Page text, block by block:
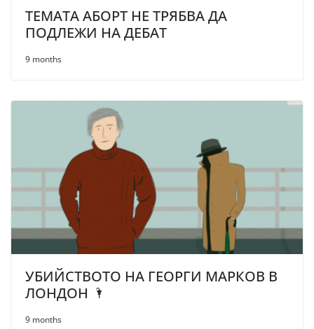
ТЕМАТА АБОРТ НЕ ТРЯБВА ДА
ПОДЛЕЖИ НА ДЕБАТ
9 months
УБИЙСТВОТО НА ГЕОРГИ МАРКОВ В
ЛОНДОН 🌂
9 months